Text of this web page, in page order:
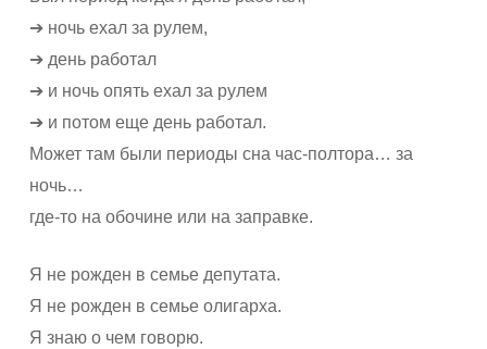
➔ ночь ехал за рулем,
➔ день работал
➔ и ночь опять ехал за рулем
➔ и потом еще день работал.
Может там были периоды сна час-полтора… за
ночь…
где-то на обочине или на заправке.
Я не рожден в семье депутата.
Я не рожден в семье олигарха.
Я знаю о чем говорю.